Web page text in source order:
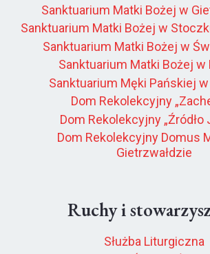
Sanktuarium Matki Bożej w
Sanktuarium Matki Bożej w
Sanktuarium Matki Bożej w
Sanktuarium Matki Bożej w
Sanktuarium Męki Pańskiej w
Dom Rekolekcyjny
Dom Rekolekcyjny „Źródło
Dom Rekolekcyjny Domus
Gietrzwałdzie
Ruchy i
Służba Liturgiczna